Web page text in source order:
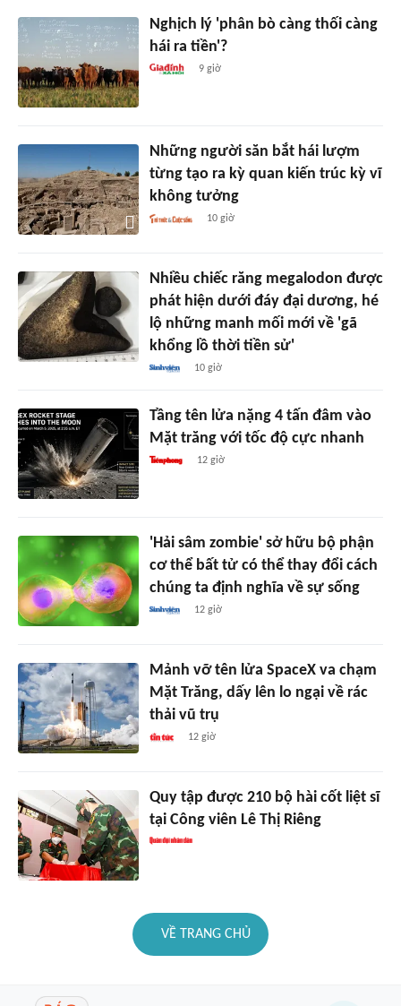
Nghịch lý 'phân bò càng thối càng
hái ra tiền'?
9 giờ
Những người săn bắt hái lượm
từng tạo ra kỳ quan kiến trúc kỳ vĩ
không tưởng
10 giờ
Nhiều chiếc răng megalodon được
phát hiện dưới đáy đại dương, hé
lộ những manh mối mới về 'gã
khổng lồ thời tiền sử'
10 giờ
Tầng tên lửa nặng 4 tấn đâm vào
Mặt trăng với tốc độ cực nhanh
12 giờ
'Hải sâm zombie' sở hữu bộ phận
cơ thể bất tử có thể thay đổi cách
chúng ta định nghĩa về sự sống
12 giờ
Mảnh vỡ tên lửa SpaceX va chạm
Mặt Trăng, dấy lên lo ngại về rác
thải vũ trụ
12 giờ
Quy tập được 210 bộ hài cốt liệt sĩ
tại Công viên Lê Thị Riêng
VỀ TRANG CHỦ